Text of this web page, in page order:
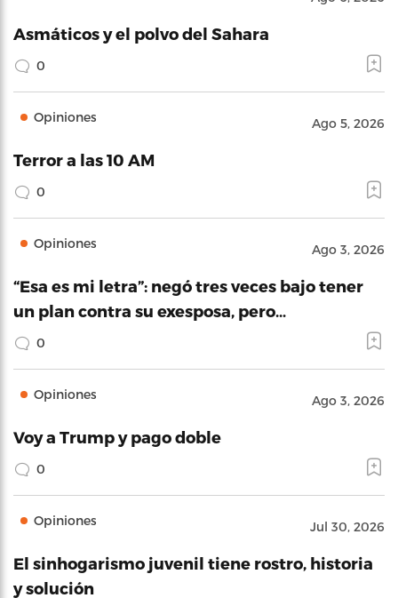
Asmáticos y el polvo del Sahara
0
Opiniones Ago 5, 2026
Terror a las 10 AM
0
Opiniones Ago 3, 2026
“Esa es mi letra”: negó tres veces bajo tener
un plan contra su exesposa, pero…
0
Opiniones Ago 3, 2026
Voy a Trump y pago doble
0
Opiniones Jul 30, 2026
El sinhogarismo juvenil tiene rostro, historia
y solución